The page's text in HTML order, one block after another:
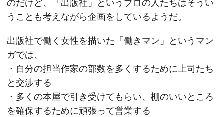
のだけど、「出版社」というプロの人たちはそうい
うことも考えながら企画をしているようだ。
出版社で働く女性を描いた「働きマン」というマン
ガでは、
・自分の担当作家の部数を多くするために上司たち
と交渉する
・多くの本屋で引き受けてもらい、棚のいいところ
を確保するために頑張って営業する